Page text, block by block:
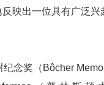
映出一位具有广泛兴
纪念奖（Bôcher